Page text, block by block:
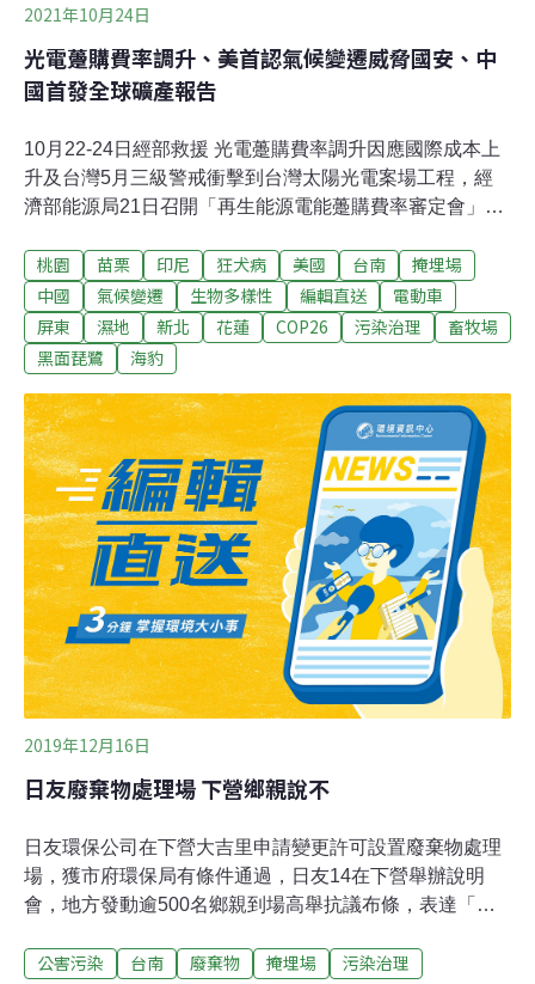
2021年10月24日
光電躉購費率調升、美首認氣候變遷威脅國安、中
國首發全球礦產報告
10月22-24日經部救援 光電躉購費率調升因應國際成本上
升及台灣5月三級警戒衝擊到台灣太陽光電案場工程，經
濟部能源局21日召開「再生能源電能躉購費率審定會」，
案，在費率寬限期內且於第四季完工者，每度電外加費率
0.2245元。（聯合報報導）拚2025年綠電達標 蔡英文：
上任後太陽光電已增加4.3倍力拚落實再生能源政策達標，
經濟部訂定2025年再生能源發電占比20%政策目標，預計
2025年太陽能裝置容量達20GW，總統蔡英文今天在「雲
林麥寮天機太陽能電廠」啟用典禮上表示，自上任以來，
太陽光電已增加4.3倍，目前整體裝置容量已達7GW目
標，能源轉型是她總統任內最重要的任務，未來要繼續努
力，讓國內綠電大幅前進，與國際接軌。（自由財經報
導）
桃園 苗栗 印尼 狂犬病 美國 台南
掩埋場
中國
氣候變遷 生物多樣性 編輯直送
電動車
屏東
濕地 新北 花蓮 COP26 污染治理
畜牧場
黑面琵鷺
海豹
2019年12月16日
日友廢棄物處理場 下營鄉親說不
日友環保公司在下營大吉里申請變更許可設置廢棄物處理
場，獲市府環保局有條件通過，日友14在下營舉辦說明
會，地方發動逾500名鄉親到場高舉抗議布條，表達「拒
草結束。日友公司代表照本宣科說明處理場申請變更許可
公害污染 台南 廢棄物 掩埋場 污染治理